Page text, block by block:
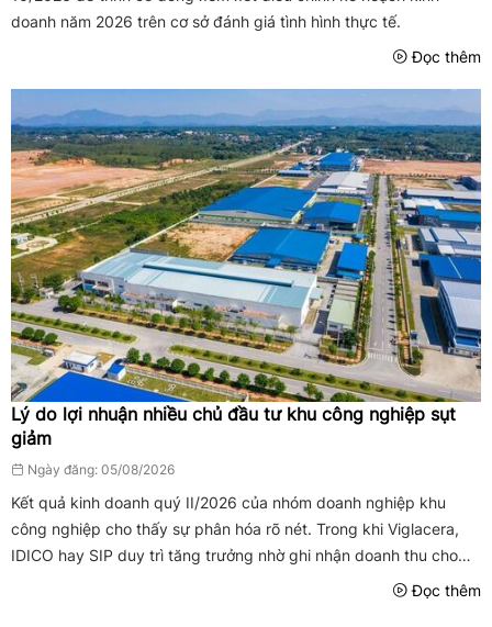
doanh năm 2026 trên cơ sở đánh giá tình hình thực tế.
Đọc thêm
Lý do lợi nhuận nhiều chủ đầu tư khu công nghiệp sụt
giảm
Ngày đăng: 05/08/2026
Kết quả kinh doanh quý II/2026 của nhóm doanh nghiệp khu
công nghiệp cho thấy sự phân hóa rõ nét. Trong khi Viglacera,
IDICO hay SIP duy trì tăng trưởng nhờ ghi nhận doanh thu cho
thuê hạ tầng và dịch vụ, nhiều tên tuổi lớn như Becamex IDC,Đọc thêm